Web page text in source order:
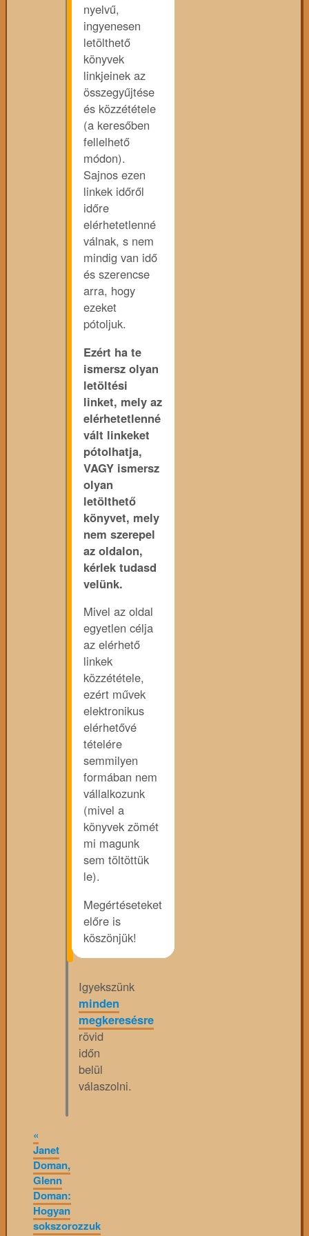
nyelvű,
ingyenesen
letölthető
könyvek
linkjeinek az
összegyűjtése
és közzététele
(a keresőben
fellelhető
módon).
Sajnos ezen
linkek időről
időre
elérhetetlenné
válnak, s nem
mindig van idő
és szerencse
arra, hogy
ezeket
pótoljuk.
Ezért ha te
ismersz olyan
letöltési
linket, mely az
elérhetetlenné
vált linkeket
pótolhatja,
VAGY ismersz
olyan
letölthető
könyvet, mely
nem szerepel
az oldalon,
kérlek tudasd
velünk.
Mivel az oldal
egyetlen célja
az elérhető
linkek
közzététele,
ezért művek
elektronikus
elérhetővé
tételére
semmilyen
formában nem
vállalkozunk
(mivel a
könyvek zömét
mi magunk
sem töltöttük
le).
Megértéseteket
előre is
köszönjük!
Igyekszünk
minden
megkeresésre
rövid
időn
belül
válaszolni.
«
Janet
Doman,
Glenn
Doman:
Hogyan
sokszorozzuk